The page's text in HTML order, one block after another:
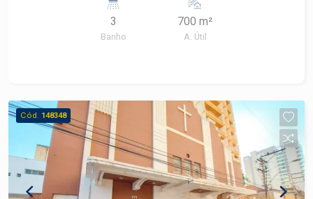
Piracicaba, como Centro, Cidade Jardim, Bairro
Alto e Vila Rezende. Imóvel vizinho de grandes
comércios, serviços, marcas, lojas, restaurantes
sua visita.
3
Banho
700 m²
A. Útil
Cód. 148348